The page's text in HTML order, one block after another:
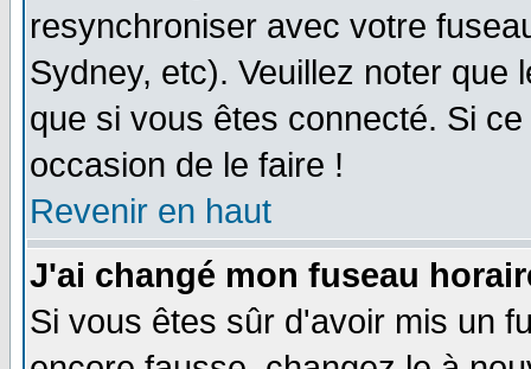
resynchroniser avec votre
Sydney, etc). Veuillez noter que
que si vous êtes connecté. Si
occasion de le faire !
Revenir en haut
J'ai changé mon fuseau
Si vous êtes sûr d'avoir mis un